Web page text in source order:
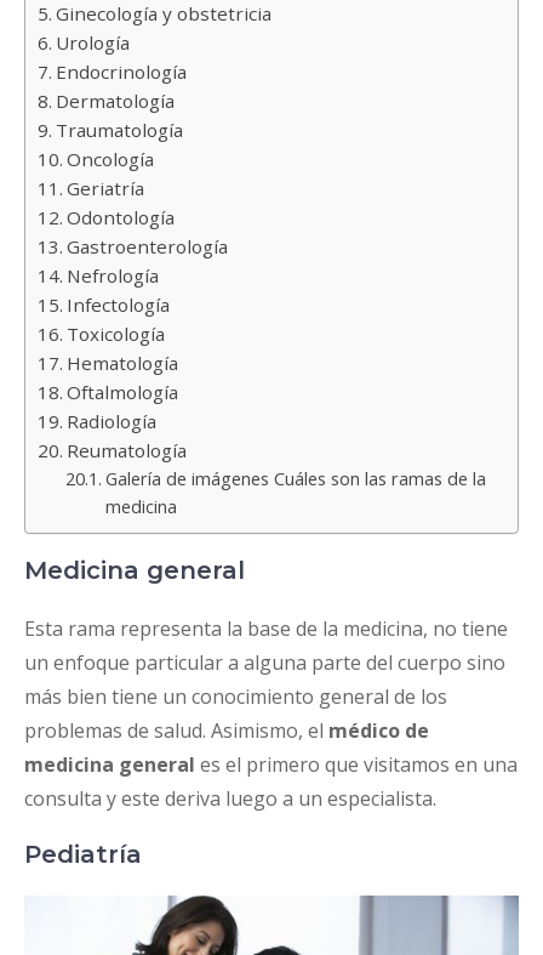
Ginecología y obstetricia
Urología
Endocrinología
Dermatología
Traumatología
Oncología
Geriatría
Odontología
Gastroenterología
Nefrología
Infectología
Toxicología
Hematología
Oftalmología
Radiología
Reumatología
Galería de imágenes Cuáles son las ramas de la
medicina
Medicina general
Esta rama representa la base de la medicina, no tiene
un enfoque particular a alguna parte del cuerpo sino
más bien tiene un conocimiento general de los
problemas de salud. Asimismo, el médico de
medicina general es el primero que visitamos en una
consulta y este deriva luego a un especialista.
Pediatría